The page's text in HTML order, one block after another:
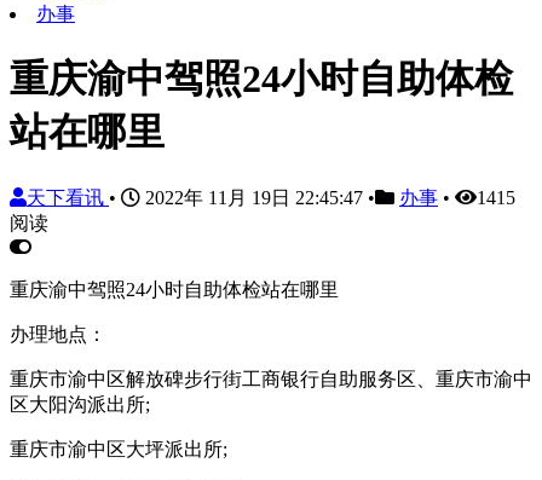
办事
重庆渝中驾照24小时自助体检
站在哪里
天下看讯 • 2022年 11月 19日 22:45:47 • 办事 •
1415
阅读
重庆渝中驾照24小时自助体检站在哪里
办理地点：
重庆市渝中区解放碑步行街工商银行自助服务区、重庆市渝中
区大阳沟派出所;
重庆市渝中区大坪派出所;